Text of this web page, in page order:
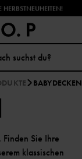
HERBSTNEUHEITEN!
BABYDECKEN
Sie Ihre
klassischen